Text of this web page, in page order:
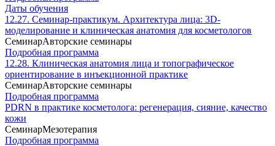
Даты обучения
12.27. Семинар-практикум. Архитектура лица: 3D-
моделирование и клиническая анатомия для косметологов
СеминарАвторские семинары
Подробная программа
12.28. Клиническая анатомия лица и топографическое
ориентирование в инъекционной практике
СеминарАвторские семинары
Подробная программа
PDRN в практике косметолога: регенерация, сияние, качество
кожи
СеминарМезотерапия
Подробная программа